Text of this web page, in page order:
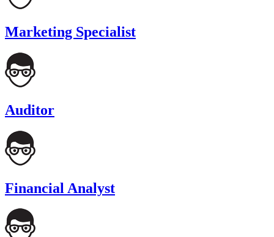
Marketing Specialist
Auditor
Financial Analyst